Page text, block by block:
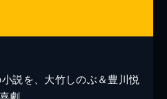
説を、大竹しのぶ＆豊川悦